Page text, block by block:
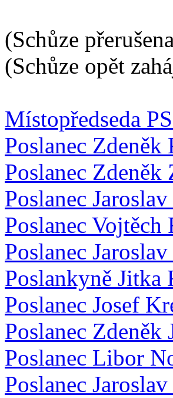
(Schůze
(Schůze opět
Místopředseda
Poslanec Zdeněk
Poslanec Zdeněk
Poslanec
Poslanec Vojtěch
Poslanec
Poslankyně Jitka
Poslanec Josef
Poslanec Zdeněk
Poslanec Libor
Poslanec